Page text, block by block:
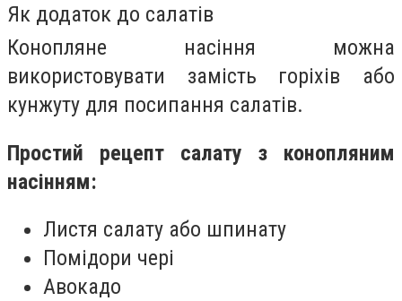
Як додаток до салатів
Конопляне насіння можна
використовувати замість горіхів або
кунжуту для посипання салатів.
Простий рецепт салату з конопляним
насінням:
Листя салату або шпинату
Помідори чері
Авокадо